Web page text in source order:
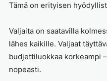
Tämä on erityisen
Valjaita on saatavilla
lähes kaikille. Valjaat
budjettiluokkaa korkeampi
nopeasti.